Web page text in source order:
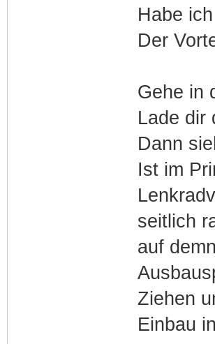
Habe
Der
Gehe in
Lade dir
Dann
Ist im
seitlich
auf
Ziehen
Einbau